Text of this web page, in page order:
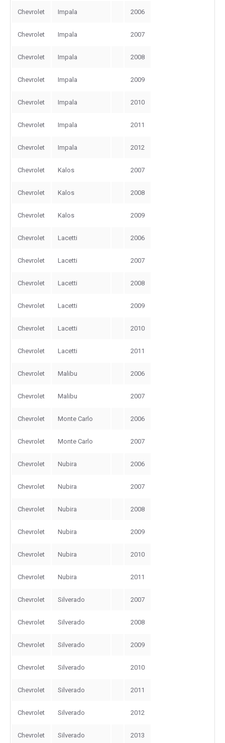
Chevrolet Impala 2006
Chevrolet Impala 2007
Chevrolet Impala 2008
Chevrolet Impala 2009
Chevrolet Impala 2010
Chevrolet Impala 2011
Chevrolet Impala 2012
Chevrolet Kalos 2007
Chevrolet Kalos 2008
Chevrolet Kalos 2009
Chevrolet Lacetti 2006
Chevrolet Lacetti 2007
Chevrolet Lacetti 2008
Chevrolet Lacetti 2009
Chevrolet Lacetti 2010
Chevrolet Lacetti 2011
Chevrolet Malibu 2006
Chevrolet Malibu 2007
Chevrolet Monte Carlo 2006
Chevrolet Monte Carlo 2007
Chevrolet Nubira 2006
Chevrolet Nubira 2007
Chevrolet Nubira 2008
Chevrolet Nubira 2009
Chevrolet Nubira 2010
Chevrolet Nubira 2011
Chevrolet Silverado 2007
Chevrolet Silverado 2008
Chevrolet Silverado 2009
Chevrolet Silverado 2010
Chevrolet Silverado 2011
Chevrolet Silverado 2012
Chevrolet Silverado 2013